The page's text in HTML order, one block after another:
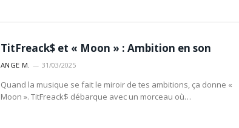
TitFreack$ et « Moon » : Ambition en son
ANGE M. 31/03/2025
Quand la musique se fait le miroir de tes ambitions, ça donne «
Moon ». TitFreack$ débarque avec un morceau où…